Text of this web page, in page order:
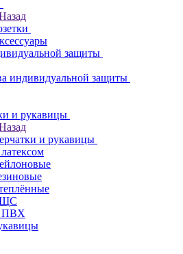
защиты
индивидуальной защиты
и рукавицы
и рукавицы
ПВХ